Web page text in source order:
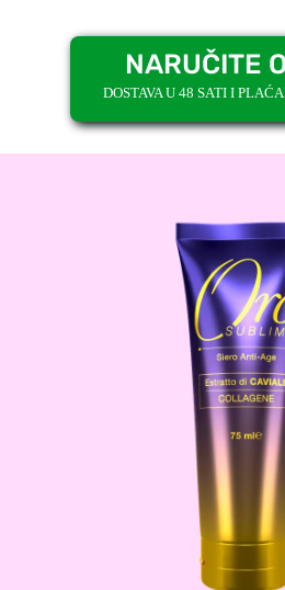
NARUČITE
DOSTAVA U 48 SATI I